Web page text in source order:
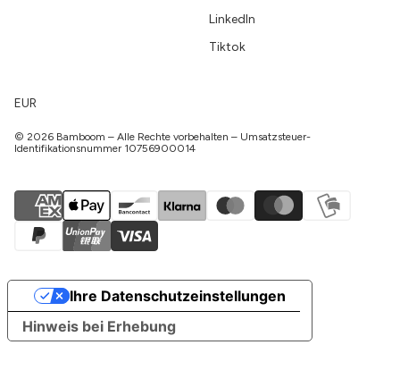
LinkedIn
Tiktok
EUR
© 2026 Bamboom – Alle Rechte vorbehalten – Umsatzsteuer-
Identifikationsnummer 10756900014
Hinweis bei Erhebung
Ihre Datenschutzeinstellungen